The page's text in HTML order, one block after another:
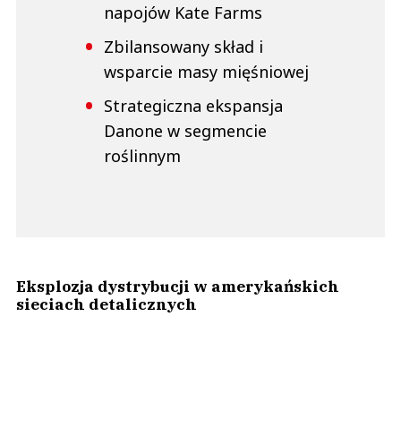
napojów Kate Farms
Zbilansowany skład i
wsparcie masy mięśniowej
Strategiczna ekspansja
Danone w segmencie
roślinnym
Eksplozja dystrybucji w amerykańskich
sieciach detalicznych